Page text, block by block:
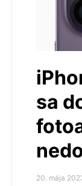
sa
20. mája